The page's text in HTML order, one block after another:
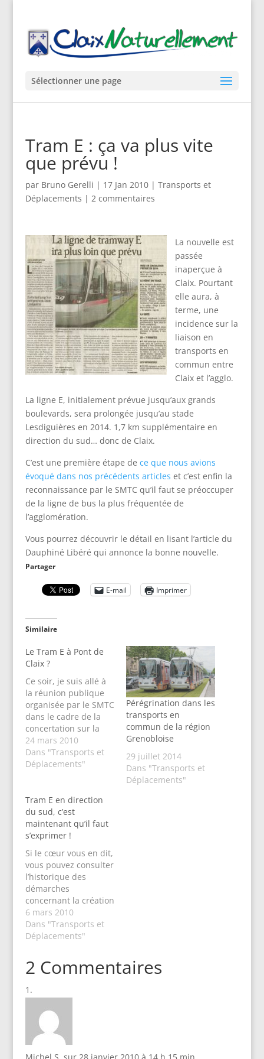
Sélectionner une page
Tram E : ça va plus vite
que prévu !
par Bruno Gerelli | 17 Jan 2010| Transports et
Déplacements | 2 commentaires
La nouvelle est
passée
inaperçue à
Claix. Pourtant
elle aura, à
terme, une
incidence sur la
liaison en
transports en
commun entre
Claix et l’agglo.
La ligne E, initialement prévue jusqu’aux grands
boulevards, sera prolongée jusqu’au stade
Lesdiguières en 2014. 1,7 km supplémentaire en
direction du sud… donc de Claix.
C’est une première étape de ce que nous avions
évoqué dans nos précédents articles et c’est enfin la
reconnaissance par le SMTC qu’il faut se préoccuper
de la ligne de bus la plus fréquentée de
l’agglomération.
Vous pourrez découvrir le détail en lisant l’article du
Dauphiné Libéré qui annonce la bonne nouvelle.
Partager
E-mail Imprimer
Similaire
Le Tram E à Pont de
Claix ?
Ce soir, je suis allé à
la réunion publique
organisée par le SMTC
dans le cadre de la
concertation sur la
prolongation de la
future ligne E de
tramway. La ligne,
grands boulevards, va
être prolongée en
direction du Sud de
l’agglo (voir le
24 mars 2010
Dans "Transports et
Déplacements"
Pérégrination dans les
transports en
commun de la région
Grenobloise
29 juillet 2014
Dans "Transports et
Déplacements"
Tram E en direction
du sud, c’est
maintenant qu’il faut
s’exprimer !
Si le cœur vous en dit,
vous pouvez consulter
l’historique des
démarches
concernant la création
de la ligne E en lisant
les articles que nous
avons écrits sur le
Naturellement
(articles de la
Environnement). Mais
aller à l’essentiel, je
résume la situation :…
6 mars 2010
Dans "Transports et
Déplacements"
2 Commentaires